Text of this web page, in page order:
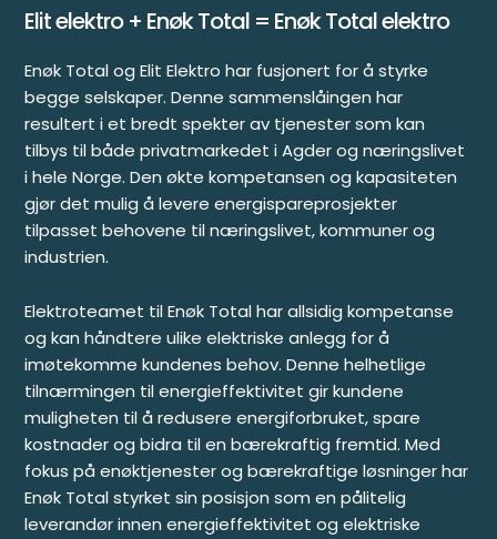
Elit elektro + Enøk Total = Enøk Total elektro
Enøk Total og Elit Elektro har fusjonert for å styrke
begge selskaper. Denne sammenslåingen har
resultert i et bredt spekter av tjenester som kan
tilbys til både privatmarkedet i Agder og næringslivet
i hele Norge. Den økte kompetansen og kapasiteten
gjør det mulig å levere energispareprosjekter
tilpasset behovene til næringslivet, kommuner og
industrien.
Elektroteamet til Enøk Total har allsidig kompetanse
og kan håndtere ulike elektriske anlegg for å
imøtekomme kundenes behov. Denne helhetlige
tilnærmingen til energieffektivitet gir kundene
muligheten til å redusere energiforbruket, spare
kostnader og bidra til en bærekraftig fremtid. Med
fokus på enøktjenester og bærekraftige løsninger har
Enøk Total styrket sin posisjon som en pålitelig
leverandør innen energieffektivitet og elektriske